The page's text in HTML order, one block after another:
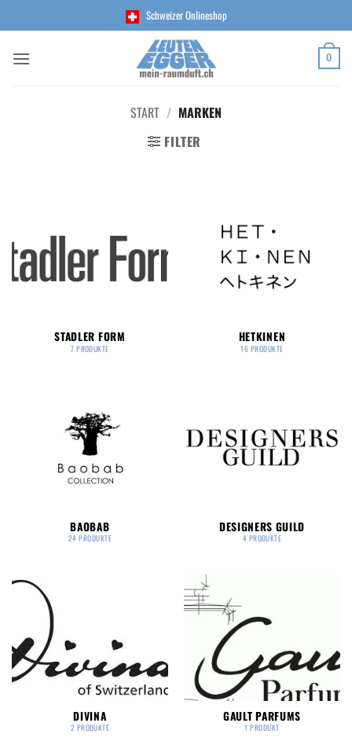
Inhalt
Schweizer Onlineshop
0
START / MARKEN
FILTER
STADLER FORM
7 PRODUKTE
HETKINEN
16 PRODUKTE
BAOBAB
24 PRODUKTE
DESIGNERS GUILD
4 PRODUKTE
DIVINA
2 PRODUKTE
GAULT PARFUMS
1 PRODUKT